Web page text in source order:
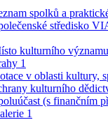
spolků a
středisko
kulturního
1
v oblasti kultury,
kulturního
(s finančním
1